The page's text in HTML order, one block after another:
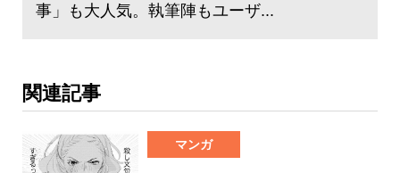
事」も大人気。執筆陣もユーザ...
関連記事
マンガ